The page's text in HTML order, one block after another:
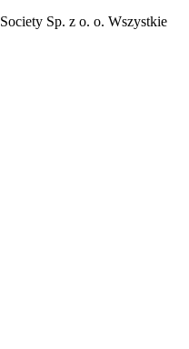
Sp. z o. o. Wszystkie